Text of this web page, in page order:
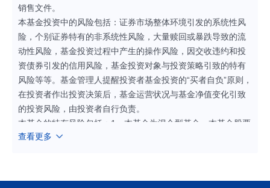
销售文件。
本基金投资中的风险包括：证券市场整体环境引发的系统性风
险，个别证券特有的非系统性风险，大量赎回或暴跌导致的流
动性风险，基金投资过程中产生的操作风险，因交收违约和投
资债券引发的信用风险，基金投资对象与投资策略引致的特有
风险等等。基金管理人提醒投资者基金投资的“买者自负”原则，
在投资者作出投资决策后，基金运营状况与基金净值变化引致
的投资风险，由投资者自行负责。
本基金的特有风险包括：1、本基金为混合型基金，本基金股票
及存托凭证投资占基金资产的比例为60%-95%（其中，投资于
的80%。内地和港股通标的股票市场和债券市场的变化均会影
查看更多